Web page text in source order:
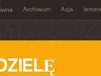
Archiwum Azja Jemen